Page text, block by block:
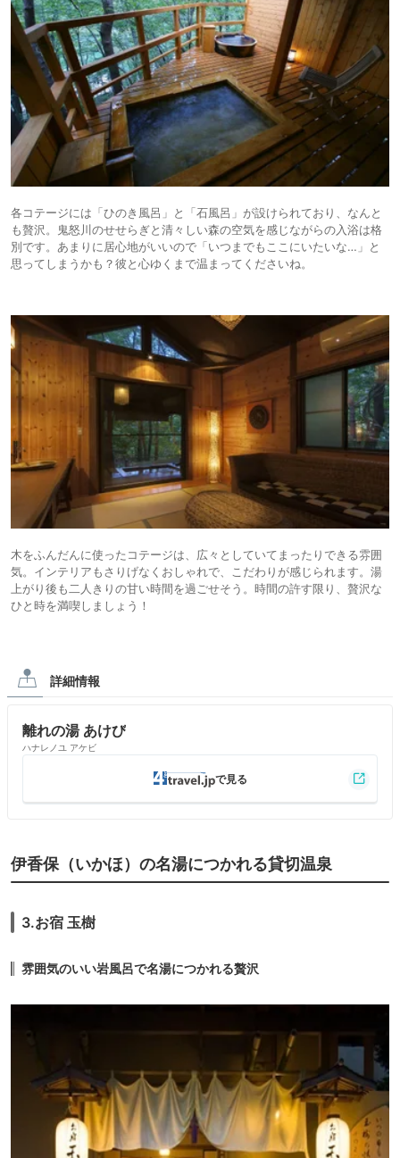
各コテージには「ひのき風呂」と「石風呂」が設けられており、なんと
も贅沢。鬼怒川のせせらぎと清々しい森の空気を感じながらの入浴は格
別です。あまりに居心地がいいので「いつまでもここにいたいな…」と
思ってしまうかも？彼と心ゆくまで温まってくださいね。
木をふんだんに使ったコテージは、広々としていてまったりできる雰囲
気。インテリアもさりげなくおしゃれで、こだわりが感じられます。湯
上がり後も二人きりの甘い時間を過ごせそう。時間の許す限り、贅沢な
ひと時を満喫しましょう！
詳細情報
離れの湯 あけび
ハナレノユ アケビ
伊香保（いかほ）の名湯につかれる貸切温泉
3.お宿 玉樹
雰囲気のいい岩風呂で名湯につかれる贅沢